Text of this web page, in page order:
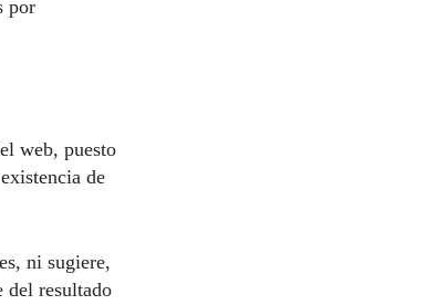
por
web, puesto
de
ni sugiere,
del resultado